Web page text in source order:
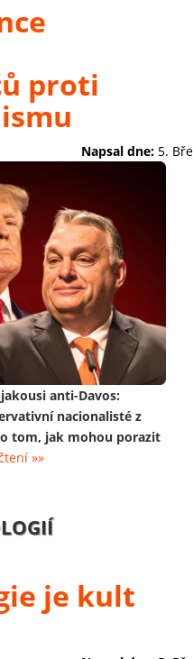
proti
Napsal dne: 5.
anti-Davos:
nacionalisté z
tom, jak mohou porazit
»»
je kult